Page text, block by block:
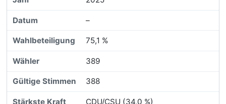
–
75,1 %
389
388
CDU/CSU (34,0 %)